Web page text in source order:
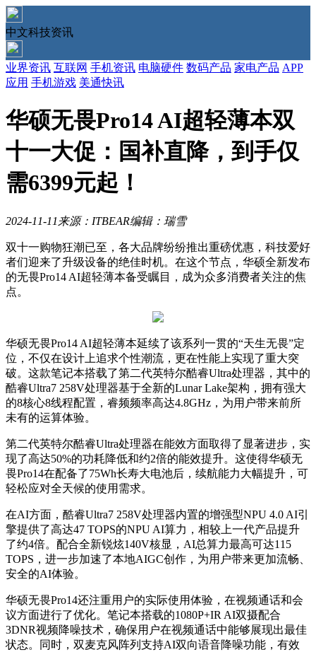
中文科技资讯
业界资讯 互联网 手机资讯 电脑硬件 数码产品 家电产品 APP
应用 手机游戏 美通快讯
华硕无畏Pro14 AI超轻薄本双
十一大促：国补直降，到手仅
需6399元起！
2024-11-11 来源：ITBEAR编辑：瑞雪
双十一购物狂潮已至，各大品牌纷纷推出重磅优惠，科技爱好
者们迎来了升级设备的绝佳时机。在这个节点，华硕全新发布
的无畏Pro14 AI超轻薄本备受瞩目，成为众多消费者关注的焦
点。
华硕无畏Pro14 AI超轻薄本延续了该系列一贯的“天生无畏”定
位，不仅在设计上追求个性潮流，更在性能上实现了重大突
破。这款笔记本搭载了第二代英特尔酷睿Ultra处理器，其中的
酷睿Ultra7 258V处理器基于全新的Lunar Lake架构，拥有强大
的8核心8线程配置，睿频频率高达4.8GHz，为用户带来前所
未有的运算体验。
第二代英特尔酷睿Ultra处理器在能效方面取得了显著进步，实
现了高达50%的功耗降低和约2倍的能效提升。这使得华硕无
畏Pro14在配备了75Wh长寿大电池后，续航能力大幅提升，可
轻松应对全天候的使用需求。
在AI方面，酷睿Ultra7 258V处理器内置的增强型NPU 4.0 AI引
擎提供了高达47 TOPS的NPU AI算力，相较上一代产品提升
了约4倍。配合全新锐炫140V核显，AI总算力最高可达115
TOPS，进一步加速了本地AIGC创作，为用户带来更加流畅、
安全的AI体验。
华硕无畏Pro14还注重用户的实际使用体验，在视频通话和会
议方面进行了优化。笔记本搭载的1080P+IR AI双摄配合
3DNR视频降噪技术，确保用户在视频通话中能够展现出最佳
状态。同时，双麦克风阵列支持AI双向语音降噪功能，有效